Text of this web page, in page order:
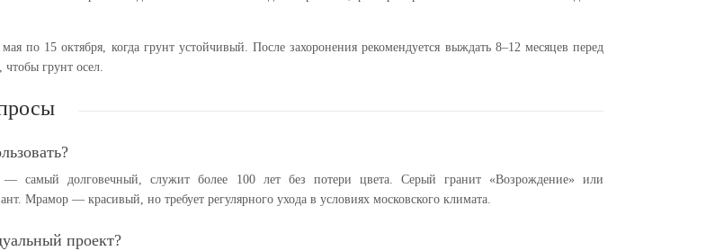
по 15 октября, когда грунт устойчивый. После захоронения рекомендуется выждать 8–12 месяцев перед
чтобы грунт осел.
— самый долговечный, служит более 100 лет без потери цвета. Серый гранит «Возрождение» или
Мрамор — красивый, но требует регулярного ухода в условиях московского климата.
проект?